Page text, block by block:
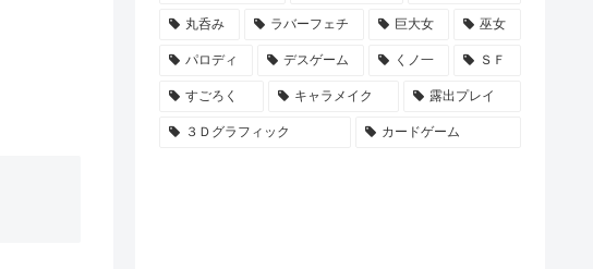
丸呑み ラバーフェチ 巨大女 巫女
パロディ デスゲーム くノ一 ＳＦ
すごろく キャラメイク 露出プレイ
３Ｄグラフィック カードゲーム